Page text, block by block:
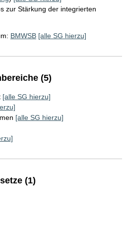
zur Stärkung der integrierten
BMWSB [alle SG hierzu]
(5)
[alle SG hierzu]
[alle SG hierzu]
(1)